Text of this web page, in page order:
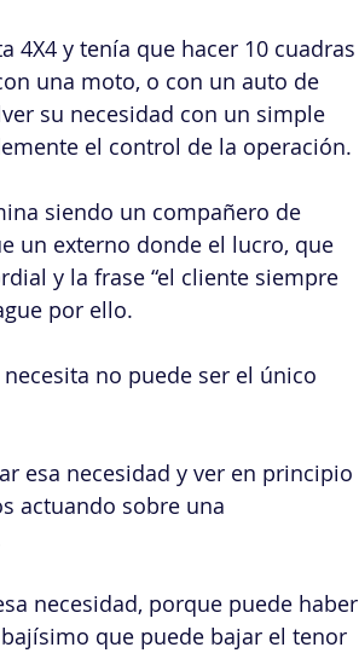
y tenía que hacer 10 cuadras
una moto, o con un auto de
su necesidad con un simple
el control de la operación.
siendo un compañero de
un externo donde el lucro, que
y la frase “el cliente siempre
por ello.
no puede ser el único
esa necesidad y ver en principio
actuando sobre una
necesidad, porque puede haber
que puede bajar el tenor